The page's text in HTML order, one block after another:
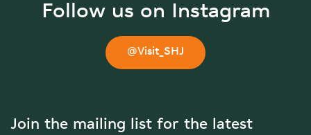
Follow us on Instagram
@Visit_SHJ
Join the mailing list for the latest